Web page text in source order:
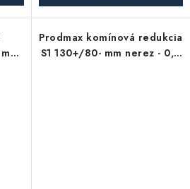
Prodmax komínová redukcia
S1 130+/80- mm nerez - 0,6